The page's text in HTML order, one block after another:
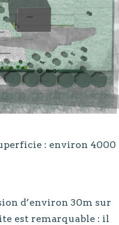
: environ 4000
d’environ 30m sur
est remarquable : il